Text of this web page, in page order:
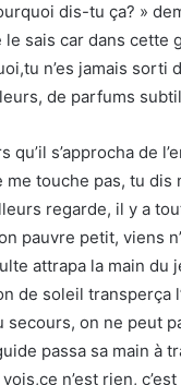
dis-tu ça? »
le sais car dans cette
n’es jamais sorti
de parfums
qu’il s’approcha de
me touche pas, tu dis
regarde, il y a
pauvre petit, viens
attrapa la main
de soleil transperça
secours, on ne peut
passa sa main à
vois,ce n’est rien,